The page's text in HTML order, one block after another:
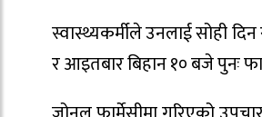
स्वास्थ्यकर्मीले उनलाई सोही
र आइतबार बिहान १० बजे पुनः